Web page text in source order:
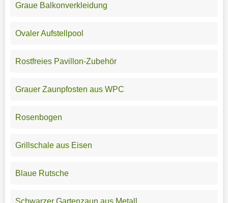
Graue Balkonverkleidung
Ovaler Aufstellpool
Rostfreies Pavillon-Zubehör
Grauer Zaunpfosten aus WPC
Rosenbogen
Grillschale aus Eisen
Blaue Rutsche
Schwarzer Gartenzaun aus Metall